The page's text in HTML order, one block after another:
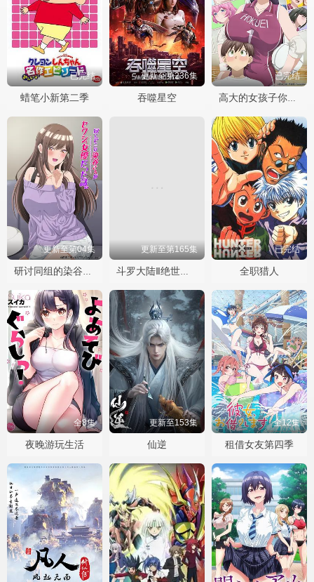
已完结
蜡笔小新第二季
更新至第236集
吞噬星空
已完结
高大的女孩子你喜欢吗？
更新至第04集
研讨同组的染谷同学原来是女优这事
更新至第165集
斗罗大陆Ⅱ绝世唐门
已完结
全职猎人
全8集
夜晚游玩生活
更新至153集
仙逆
全12集
租借女友第四季